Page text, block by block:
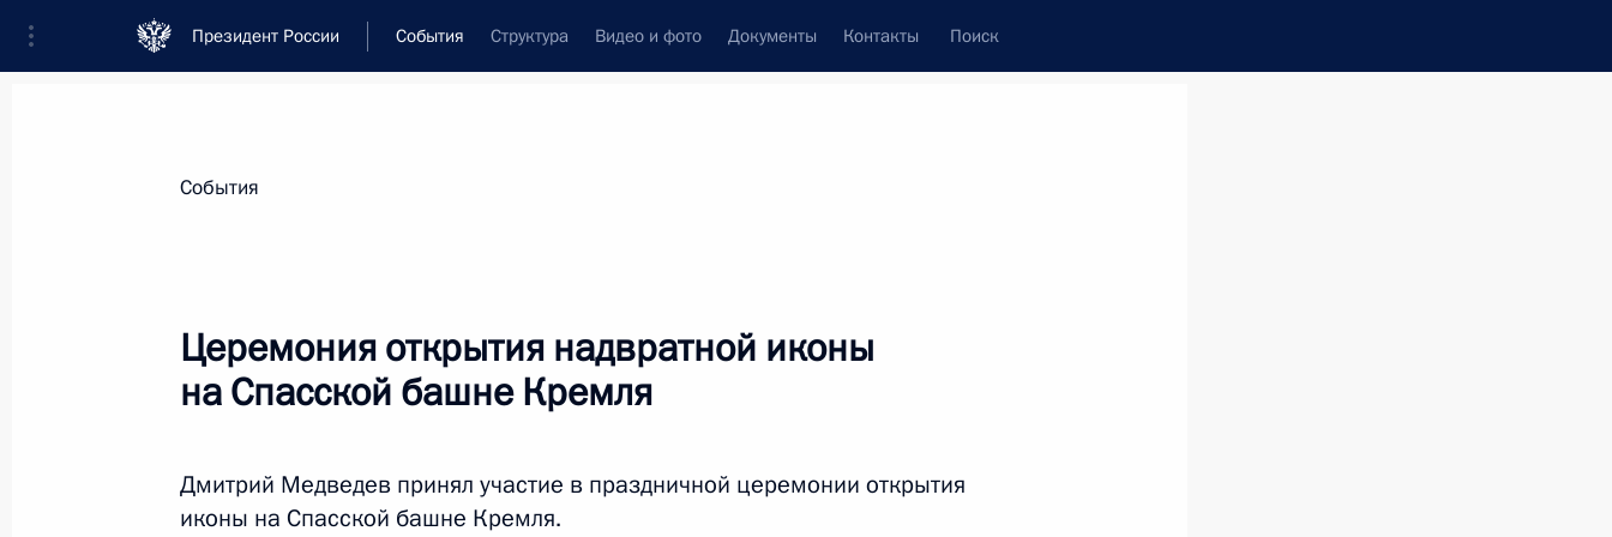
Президент России События Структура Видео и фото Документы Контакты Поиск
События
Церемония открытия надвратной иконы
на Спасской башне Кремля
Дмитрий Медведев принял участие в праздничной церемонии открытия
иконы на Спасской башне Кремля.